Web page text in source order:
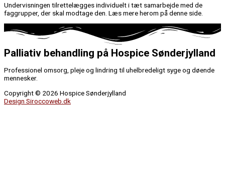
Undervisningen tilrettelægges individuelt i tæt samarbejde med de
faggrupper, der skal modtage den. Læs mere herom på denne side.
Palliativ behandling på Hospice Sønderjylland
Professionel omsorg, pleje og lindring til uhelbredeligt syge og døende
mennesker.
Copyright © 2026 Hospice Sønderjylland
Design Siroccoweb.dk